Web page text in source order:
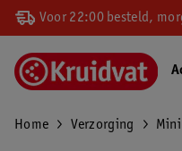
Voor 22:00 besteld,
Home Verzorging